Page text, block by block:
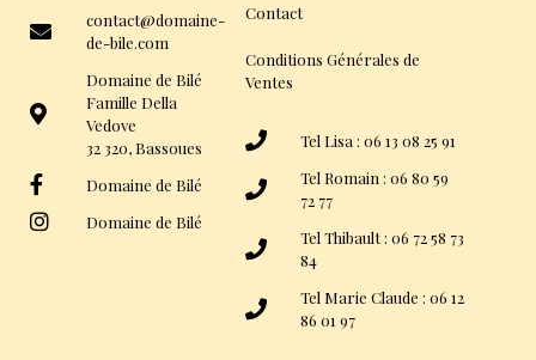
contact@domaine-
de-bile.com
Domaine de Bilé
Famille Della
Vedove
32 320, Bassoues
Domaine de Bilé
Domaine de Bilé
Contact
Conditions Générales de
Ventes
Tel Lisa : 06 13 08 25 91
Tel Romain : 06 80 59
72 77
Tel Thibault : 06 72 58 73
84
Tel Marie Claude : 06 12
86 01 97